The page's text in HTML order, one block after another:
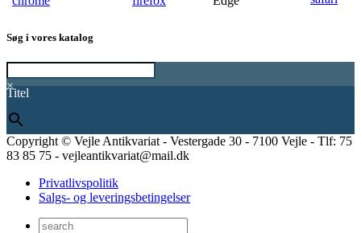
Søg i vores katalog
×
Titel
Copyright © Vejle Antikvariat - Vestergade 30 - 7100 Vejle - Tlf: 75
83 85 75 - vejleantikvariat@mail.dk
Privatlivspolitik
Salgs- og leveringsbetingelser